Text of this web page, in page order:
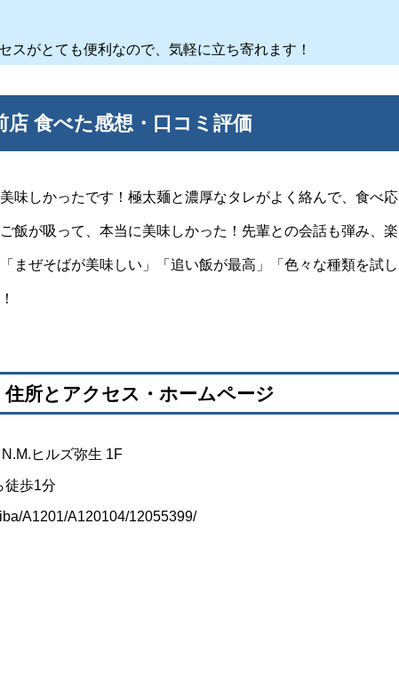
スがとても便利なので、気軽に立ち寄れます！
食べた感想・口コミ評価
味しかったです！極太麺と濃厚なタレがよく絡んで、食べ応
飯が吸って、本当に美味しかった！先輩との会話も弾み、楽
まぜそばが美味しい」「追い飯が最高」「色々な種類を試し
所とアクセス・ホームページ
ヒルズ弥生 1F
徒歩1分
A1201/A120104/12055399/